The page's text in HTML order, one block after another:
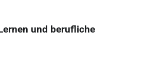
und berufliche